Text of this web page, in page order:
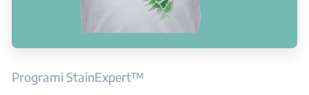
Programi StainExpert™